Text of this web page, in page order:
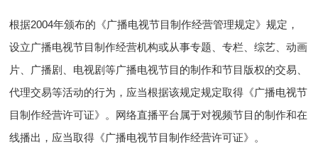
根据2004年颁布的《广播电视节目制作经营管理规定》规定，
设立广播电视节目制作经营机构或从事专题、专栏、综艺、动画
片、广播剧、电视剧等广播电视节目的制作和节目版权的交易、
代理交易等活动的行为，应当根据该规定规定取得《广播电视节
目制作经营许可证》。网络直播平台属于对视频节目的制作和在
线播出，应当取得《广播电视节目制作经营许可证》。